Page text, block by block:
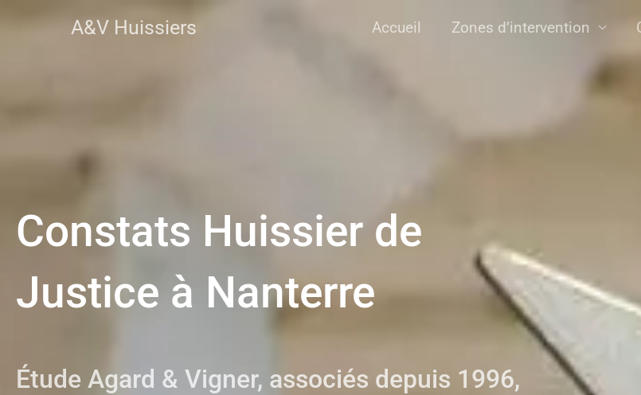
A&V Huissiers Accueil Zones d’intervention
Constats Huissier de
Justice à Nanterre
Étude Agard & Vigner, associés depuis 1996,